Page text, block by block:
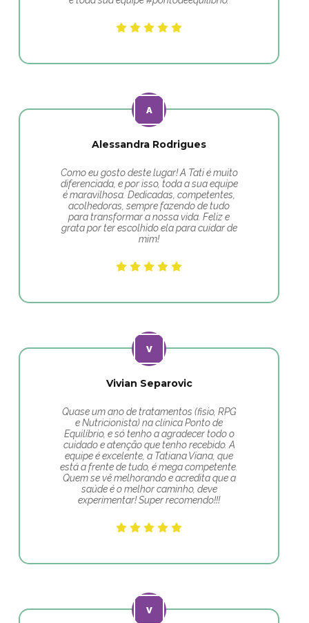
Alessandra Rodrigues
Como eu gosto deste lugar! A Tati é muito
diferenciada, e por isso, toda a sua equipe
é maravilhosa. Dedicadas, competentes,
acolhedoras, sempre fazendo de tudo
para transformar a nossa vida. Feliz e
grata por ter escolhido ela para cuidar de
mim!
Vivian Separovic
Quase um ano de tratamentos (fisio, RPG
e Nutricionista) na clínica Ponto de
Equilíbrio, e só tenho a agradecer todo o
cuidado e atenção que tenho recebido. A
equipe é excelente, a Tatiana Viana, que
está a frente de tudo, é mega competente.
Quem se vê melhorando e acredita que a
saúde é o melhor caminho, deve
experimentar! Super recomendo!!!